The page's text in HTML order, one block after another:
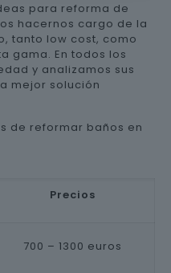
para reforma de
hacernos cargo de la
tanto low cost, como
gama. En todos los
y analizamos sus
mejor solución
de reformar baños en
Precios
700 – 1300 euros